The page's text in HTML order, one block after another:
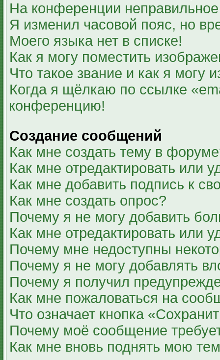
На конференции
Я изменил часовой пояс, но
Моего языка нет в списке!
Как я могу поместить
Что такое звание и как я могу
Когда я щёлкаю по ссылке
конференцию!
Создание сообщений
Как мне создать тему в
Как мне отредактировать или
Как мне добавить подпись к
Как мне создать опрос?
Почему я не могу добавить
Как мне отредактировать или
Почему мне недоступны
Почему я не могу добавлять
Почему я получил
Как мне пожаловаться на
Что означает кнопка
Почему моё сообщение
Как мне вновь поднять мою